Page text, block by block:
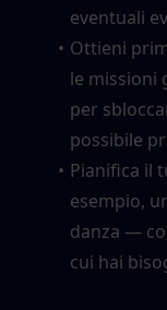
eventuali
Ottieni
le missioni
per
possibile
Pianifica il
esempio,
danza —
cui hai